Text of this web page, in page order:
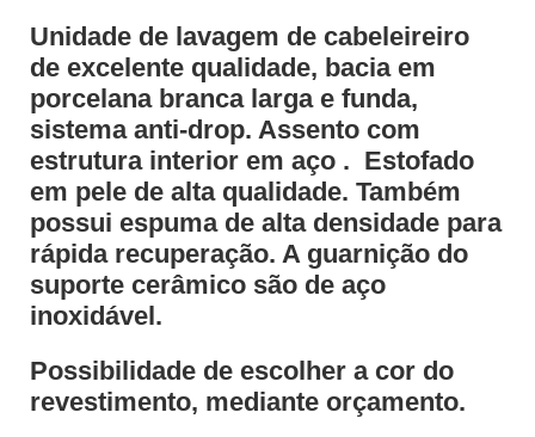
Unidade de lavagem de cabeleireiro
de excelente qualidade, bacia em
porcelana branca larga e funda,
sistema anti-drop. Assento com
estrutura interior em aço . Estofado
em pele de alta qualidade. Também
possui espuma de alta densidade para
rápida recuperação. A guarnição do
suporte cerâmico são de aço
inoxidável.
Possibilidade de escolher a cor do
revestimento, mediante orçamento.